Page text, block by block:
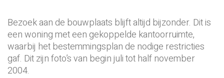
Bezoek aan de bouwplaats blijft altijd bijzonder. Dit is
een woning met een gekoppelde kantoorruimte,
waarbij het bestemmingsplan de nodige restricties
gaf. Dit zijn foto’s van begin juli tot half november
2004.